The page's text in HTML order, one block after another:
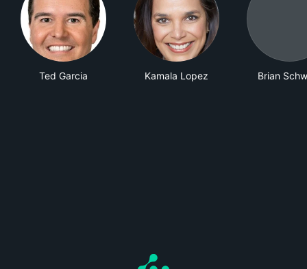
Ted Garcia Kamala Lopez Brian